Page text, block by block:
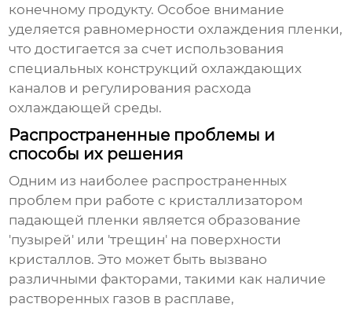
конечному продукту. Особое внимание
уделяется равномерности охлаждения пленки,
что достигается за счет использования
специальных конструкций охлаждающих
каналов и регулирования расхода
охлаждающей среды.
Распространенные проблемы и
способы их решения
Одним из наиболее распространенных
проблем при работе с кристаллизатором
падающей пленки является образование
'пузырей' или 'трещин' на поверхности
кристаллов. Это может быть вызвано
различными факторами, такими как наличие
растворенных газов в расплаве,